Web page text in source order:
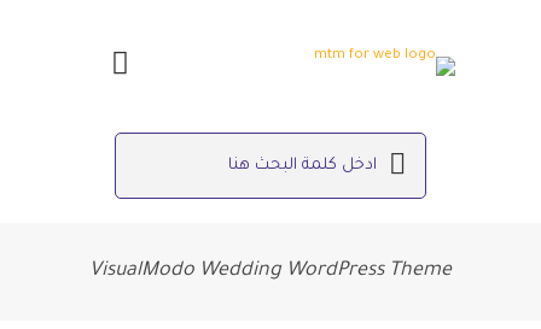
VisualModo Wedding WordPress Theme